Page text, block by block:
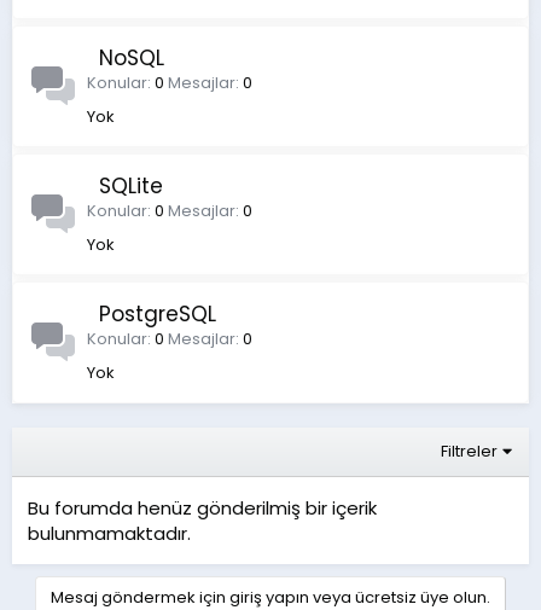
NoSQL
Konular 0 Mesajlar 0
Yok
SQLite
Konular 0 Mesajlar 0
Yok
PostgreSQL
Konular 0 Mesajlar 0
Yok
Filtreler
Bu forumda henüz gönderilmiş bir içerik
bulunmamaktadır.
Mesaj göndermek için giriş yapın veya ücretsiz üye olun.